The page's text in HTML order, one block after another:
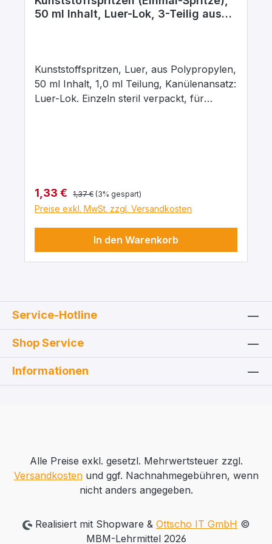
50 ml Inhalt, Luer-Lok, 3-Teilig aus
Kunststoffspritzen, Luer, aus Polypropylen,
50 ml Inhalt, 1,0 ml Teilung, Kanülenansatz:
Luer-Lok. Einzeln steril verpackt, für
dosieren. Technische Daten: 3-teilige
Spritze mit fest schließendem doppeltem
Dichtungsring für ein einfacheres Ablesen
des Volumens und perfektes Gleiten des
Spritzenkolbens glasklarer Spritzenzylinder
zum besseren Erkennen des
unterteilt in 1,0 ml EO-sterilisiert Latex frei
PVC-frei
Verkaufspreis:
1,33 € Regulärer Preis:
1,37 € (3% gespart)
Preise exkl. MwSt. zzgl. Versandkosten
In den Warenkorb
Service-Hotline
Shop Service
Informationen
Alle Preise exkl. gesetzl. Mehrwertsteuer zzgl.
Versandkostenund ggf. Nachnahmegebühren, wenn
nicht anders angegeben.
Realisiert mit Shopware &Ottscho IT GmbH ©
MBM-Lehrmittel 2026